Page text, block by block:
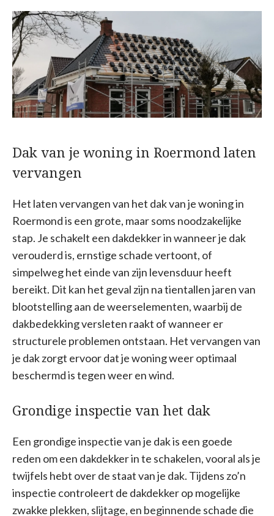
Dak van je woning in Roermond laten
vervangen
Het laten vervangen van het dak van je woning in
Roermond is een grote, maar soms noodzakelijke
stap. Je schakelt een dakdekker in wanneer je dak
verouderd is, ernstige schade vertoont, of
simpelweg het einde van zijn levensduur heeft
bereikt. Dit kan het geval zijn na tientallen jaren van
blootstelling aan de weerselementen, waarbij de
dakbedekking versleten raakt of wanneer er
structurele problemen ontstaan. Het vervangen van
je dak zorgt ervoor dat je woning weer optimaal
beschermd is tegen weer en wind.
Grondige inspectie van het dak
Een grondige inspectie van je dak is een goede
reden om een dakdekker in te schakelen, vooral als je
twijfels hebt over de staat van je dak. Tijdens zo’n
inspectie controleert de dakdekker op mogelijke
zwakke plekken, slijtage, en beginnende schade die